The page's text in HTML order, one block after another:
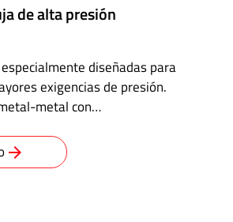
de alta presión
diseñadas para
exigencias de presión.
metal con…